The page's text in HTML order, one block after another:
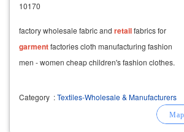
10170
factory wholesale fabric and retailfabrics for
garmentfactories cloth manufacturing fashion
men - women cheap children's fashion clothes.
Category :Textiles-Wholesale & Manufacturers